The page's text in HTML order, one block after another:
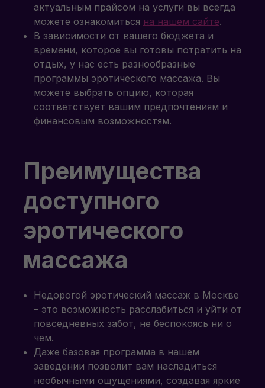
актуальным прайсом на услуги вы всегда
можете ознакомиться на нашем сайте.
В зависимости от вашего бюджета и
времени, которое вы готовы потратить на
отдых, у нас есть разнообразные
программы эротического массажа. Вы
можете выбрать опцию, которая
соответствует вашим предпочтениям и
финансовым возможностям.
Преимущества
доступного
эротического
массажа
Недорогой эротический массаж в Москве
– это возможность расслабиться и уйти от
повседневных забот, не беспокоясь ни о
чем.
Даже базовая программа в нашем
заведении позволит вам насладиться
необычными ощущениями, создавая яркие